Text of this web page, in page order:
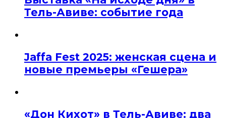
Тель-Авиве: событие года
Jaffa Fest 2025: женская сцена и
новые премьеры «Гешера»
«Дон Кихот» в Тель-Авиве: два